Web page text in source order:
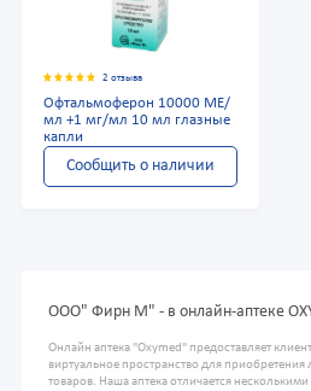
2 отзыва
Офтальмоферон 10000 МЕ/
мл +1 мг/мл 10 мл глазные
капли
Сообщить о наличии
ООО" Фирн М" - в онлайн-аптеке
Онлайн аптека "Oxymed" предоставляет
виртуальное пространство для приобретения
товаров. Наша аптека отличается